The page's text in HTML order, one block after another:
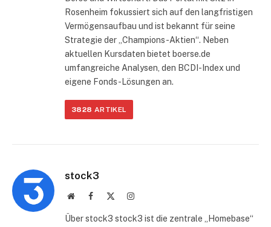
Rosenheim fokussiert sich auf den langfristigen
Vermögensaufbau und ist bekannt für seine
Strategie der „Champions-Aktien“. Neben
aktuellen Kursdaten bietet boerse.de
umfangreiche Analysen, den BCDI-Index und
eigene Fonds-Lösungen an.
3828 ARTIKEL
stock3
WebsiteFacebook Instagram
Über stock3 stock3 ist die zentrale „Homebase“